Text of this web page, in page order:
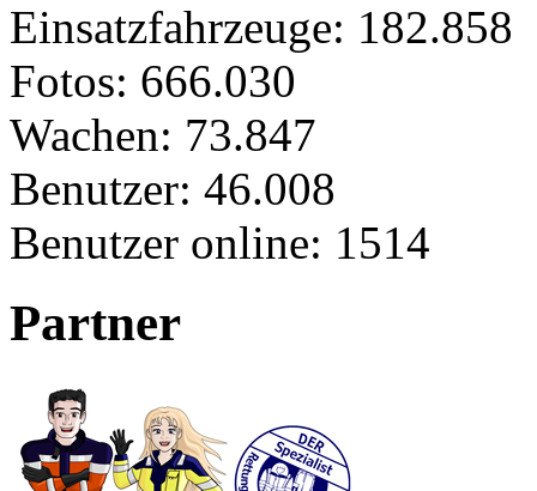
Einsatzfahrzeuge: 182.858
Fotos: 666.030
Wachen: 73.847
Benutzer: 46.008
Benutzer online: 1514
Partner